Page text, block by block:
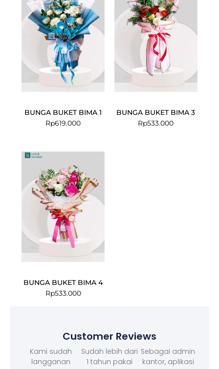
BUNGA BUKET BIMA 1
Rp619.000
BUNGA BUKET BIMA 3
Rp533.000
BUNGA BUKET BIMA 4
Rp533.000
Customer Reviews
Kami sudah
langganan
Sudah lebih dari
1 tahun pakai
Sebagai admin
kantor, aplikasi